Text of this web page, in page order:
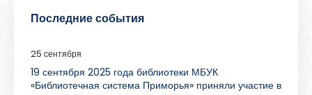
Последние события
25 сентября
19 сентября 2025 года библиотеки МБУК
«Библиотечная система Приморья» приняли участие в